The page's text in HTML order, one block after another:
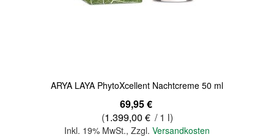
ARYA LAYA PhytoXcellent Nachtcreme 50 ml
69,95 €
(1.399,00 € / 1 l)
Inkl. 19% MwSt., Zzgl. Versandkosten